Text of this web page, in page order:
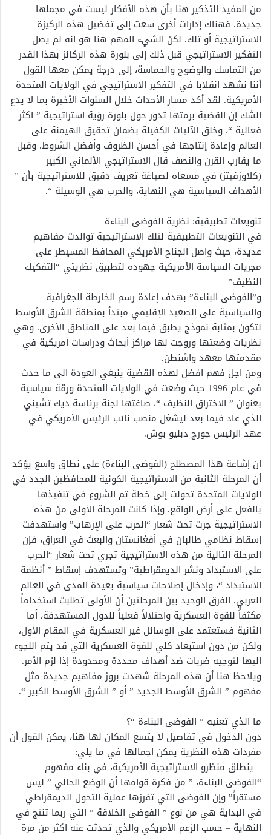
من المفيد التذكير هنا بأن هذه الأفكار ليست في مجملها
جديدة. فهناك إدارات أخرى سعت إلى تفضيل هذه الركيزة
الاستراتيجية أو تلك. لكن الشيء المهم هنا هو انه لم يصل
التفكير الاستراتيجي قبل ذلك إلى بلورة هذه الركائز بهذا القدر
من التماسك والوضوح والحماسة، إلى درجة يمكن معها القول
أننا نشهد انقلابا في التفكير الاستراتيجي في الولايات المتحدة
الأمريكية. لقد أكد مسار الأحداث خلال السنوات الأخيرة بما لا يدع
الشك إن القضية برمتها تدور حول بلورة رؤية استراتيجية ” اكثر
فعالية “، وخلق الآليات الكفيلة بضمان تحقيق الهيمنة على
العالم وإعادة إنتاجها في أحسن الظروف وأفضل الشروط. وقبل
ما يقارب القرن والنصف قال الاستراتيجي الألماني الكبير
(كلاوزفيتز) في مسعاه لصياغة تعريف دقيق للاستراتيجية بأن ”
الأهداف السياسية هي النهاية، والحرب هي الوسيلة “.
تنويعات تطبيقية: نظرية الفوضى البناءة
في التنويعات التطبيقية لتلك الاستراتيجية توالدت مفاهيم
عديدة، حيث واصل الجناح الأمريكي المحافظ المسيطر على
مجريات السياسة الأمريكية جهوده لتطبيق نظريتي “التفكيك
النظيف”
و”الفوضى البناءة” بهدف إعادة رسم الخارطة الجغرافية
والسياسية على الصعيد الإقليمي مبتدأ بمنطقة الشرق الأوسط
لتكون بمثابة نموذج يطبق فيما بعد على المناطق الأخرى. وهي
نظريات وضعتها وروجت لها مراكز أبحاث ودراسات أمريكية في
مقدمتها معهد واشنطن.
ومن اجل فهم افضل لهذه القضية ينبغي العودة الى ما حدث
في عام 1996 حيث وضعت في الولايات المتحدة ورقة سياسية
بعنوان ” الاختراق النظيف “، صاغتها لجنة برئاسة ديك تشيني
الذي عاد فيما بعد ليشغل منصب نائب الرئيس الأمريكي في
عهد الرئيس جورج دبليو بوش.
إن إشاعة هذا المصطلح (الفوضى البناءة) على نطاق واسع يؤكد
أن المرحلة الثانية من الاستراتيجية الكونية للمحافظين الجدد في
الولايات المتحدة تحولت إلى خطة تم الشروع في تنفيذها
بالفعل على أرض الواقع. وإذا كانت المرحلة الأولى من هذه
الاستراتيجية جرت تحت شعار “الحرب على الإرهاب” واستهدفت
إسقاط نظامي طالبان في أفغانستان والبعث في العراق، فإن
المرحلة التالية من هذه الاستراتيجية تجري تحت شعار “الحرب
على الاستبداد ونشر الديمقراطية” وتستهدف إسقاط ” أنظمة
الاستبداد “، وإدخال إصلاحات سياسية بعيدة المدى في العالم
العربي. الفرق الوحيد بين المرحلتين أن الأولى تطلبت استخداماً
مكثفاً للقوة العسكرية واحتلالاً فعلياً للدول المستهدفة، أما
الثانية فستعتمد على الوسائل غير العسكرية في المقام الأول،
ولكن من دون استبعاد كلي للقوة العسكرية التي قد يتم اللجوء
إليها لتوجيه ضربات ضد أهداف محددة ومحدودة إذا لزم الأمر.
ويلاحظ هنا أن هذه المرحلة شهدت بروز مفاهيم جديدة مثل
مفهوم ” الشرق الأوسط الجديد ” أو ” الشرق الأوسط الكبير “.
ما الذي تعنيه ” الفوضى البناءة “؟
دون الدخول في تفاصيل لا يتسع المكان لها هنا، يمكن القول أن
مفردات هذه النظرية يمكن إجمالها في ما يلي:
– ينطلق منظرو الاستراتيجية الأمريكية، في بناء مفهوم
“الفوضى البناءة، ” من فكرة قوامها أن الوضع الحالي ” ليس
مستقراً” وإن الفوضى التي تفرزها عملية التحول الديمقراطي
في البداية هي من نوع ” الفوضى الخلاقة ” التي ربما تنتج في
النهاية – حسب الزعم الأمريكي والذي تحدثت عنه اكثر من مرة